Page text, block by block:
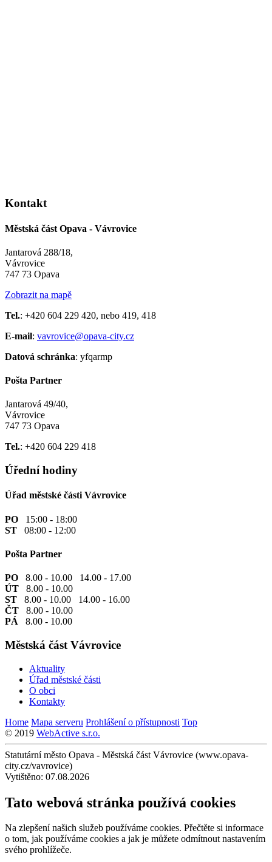
Kontakt
Městská část Opava - Vávrovice
Jantarová 288/18,
Vávrovice
747 73 Opava
Zobrazit na mapě
Tel.: +420 604 229 420, nebo 419, 418
E-mail: vavrovice@opava-city.cz
Datová schránka: yfqarmp
Pošta Partner
Jantarová 49/40,
Vávrovice
747 73 Opava
Tel.: +420 604 229 418
Úřední hodiny
Úřad městské části Vávrovice
PO 15:00 - 18:00
ST 08:00 - 12:00
Pošta Partner
PO 8.00 - 10.00 14.00 - 17.00
ÚT 8.00 - 10.00
ST 8.00 - 10.00 14.00 - 16.00
ČT 8.00 - 10.00
PÁ 8.00 - 10.00
Městská část Vávrovice
Aktuality
Úřad městské části
O obci
Kontakty
Home Mapa serveru Prohlášení o přístupnosti Top
© 2019 WebActive s.r.o.
Statutární město Opava - Městská část Vávrovice (www.opava-
city.cz/vavrovice)
Vytištěno: 07.08.2026
Tato webová stránka používá cookies
Na zlepšení našich služeb používáme cookies. Přečtěte si informace
o tom, jak používáme cookies a jak je můžete odmítnout nastavením
svého prohlížeče.